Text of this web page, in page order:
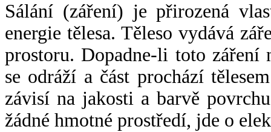
Sálání (záření) je přirozená
energie tělesa. Těleso vydává
prostoru. Dopadne-li toto záření
se odráží a část prochází
závisí na jakosti a barvě
žádné hmotné prostředí, jde o